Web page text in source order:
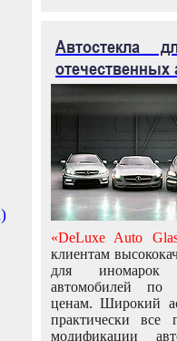
Автостекла
отечественных
«DeLuxe Auto
клиентам
для иномарок
автомобилей
ценам. Широкий
практически все
модификации